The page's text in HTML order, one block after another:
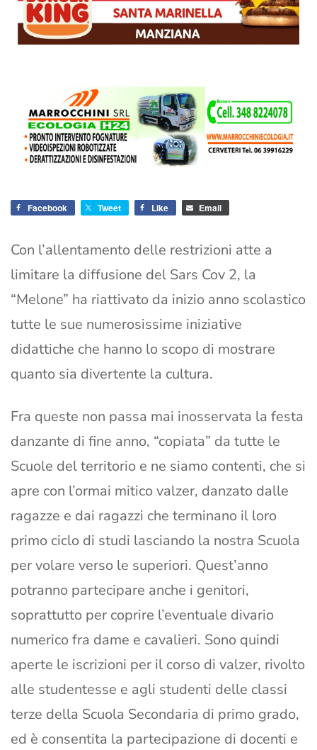
Facebook Tweet Like Email
Con l’allentamento delle restrizioni atte a
limitare la diffusione del Sars Cov 2, la
“Melone” ha riattivato da inizio anno scolastico
tutte le sue numerosissime iniziative
didattiche che hanno lo scopo di mostrare
quanto sia divertente la cultura.
Fra queste non passa mai inosservata la festa
danzante di fine anno, “copiata” da tutte le
Scuole del territorio e ne siamo contenti, che si
apre con l’ormai mitico valzer, danzato dalle
ragazze e dai ragazzi che terminano il loro
primo ciclo di studi lasciando la nostra Scuola
per volare verso le superiori. Quest’anno
potranno partecipare anche i genitori,
soprattutto per coprire l’eventuale divario
numerico fra dame e cavalieri. Sono quindi
aperte le iscrizioni per il corso di valzer, rivolto
alle studentesse e agli studenti delle classi
terze della Scuola Secondaria di primo grado,
ed è consentita la partecipazione di docenti e